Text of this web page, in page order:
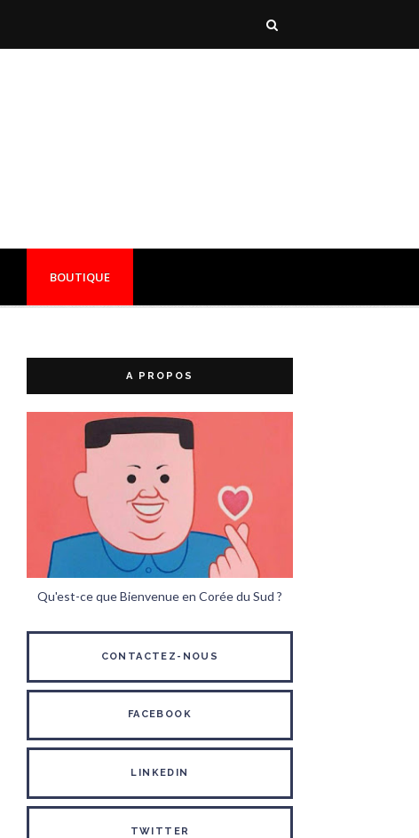
BOUTIQUE
A PROPOS
Qu'est-ce que Bienvenue en Corée du Sud ?
CONTACTEZ-NOUS
FACEBOOK
LINKEDIN
TWITTER